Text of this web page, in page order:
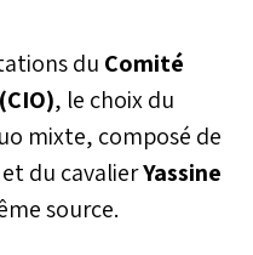
du Comité
, le choix du
mixte, composé de
et du cavalierYassine
source.